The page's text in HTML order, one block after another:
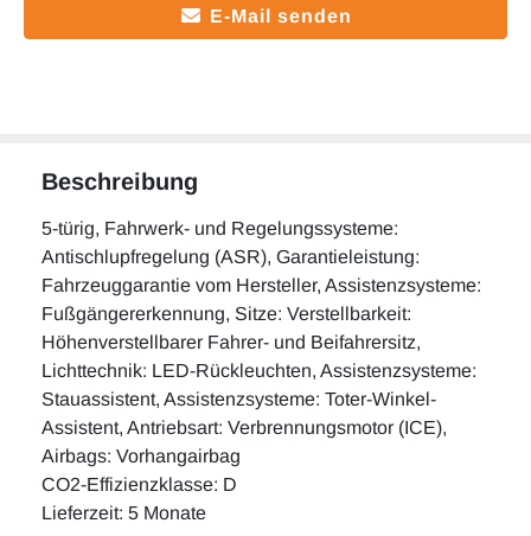
E-Mail senden
Beschreibung
5-türig, Fahrwerk- und Regelungssysteme:
Antischlupfregelung (ASR), Garantieleistung:
Fahrzeuggarantie vom Hersteller, Assistenzsysteme:
Fußgängererkennung, Sitze: Verstellbarkeit:
Höhenverstellbarer Fahrer- und Beifahrersitz,
Lichttechnik: LED-Rückleuchten, Assistenzsysteme:
Stauassistent, Assistenzsysteme: Toter-Winkel-
Assistent, Antriebsart: Verbrennungsmotor (ICE),
Airbags: Vorhangairbag
CO2-Effizienzklasse: D
Lieferzeit: 5 Monate